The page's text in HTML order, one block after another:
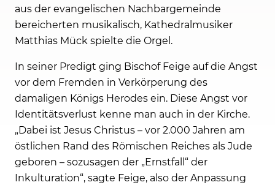
aus der evangelischen Nachbargemeinde
bereicherten musikalisch, Kathedralmusiker
Matthias Mück spielte die Orgel.
In seiner Predigt ging Bischof Feige auf die Angst
vor dem Fremden in Verkörperung des
damaligen Königs Herodes ein. Diese Angst vor
Identitätsverlust kenne man auch in der Kirche.
„Dabei ist Jesus Christus – vor 2.000 Jahren am
östlichen Rand des Römischen Reiches als Jude
geboren – sozusagen der „Ernstfall“ der
Inkulturation“, sagte Feige, also der Anpassung